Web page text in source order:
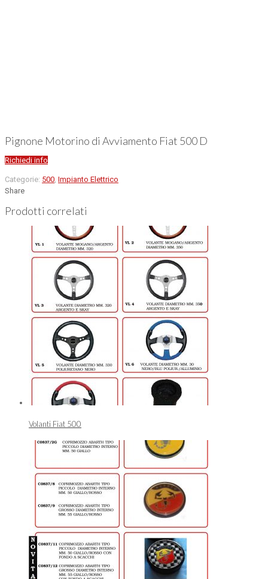
Pignone Motorino di Avviamento Fiat 500 D
Richiedi info
Categorie: 500 Impianto Elettrico
Share
Prodotti correlati
Volanti Fiat 500